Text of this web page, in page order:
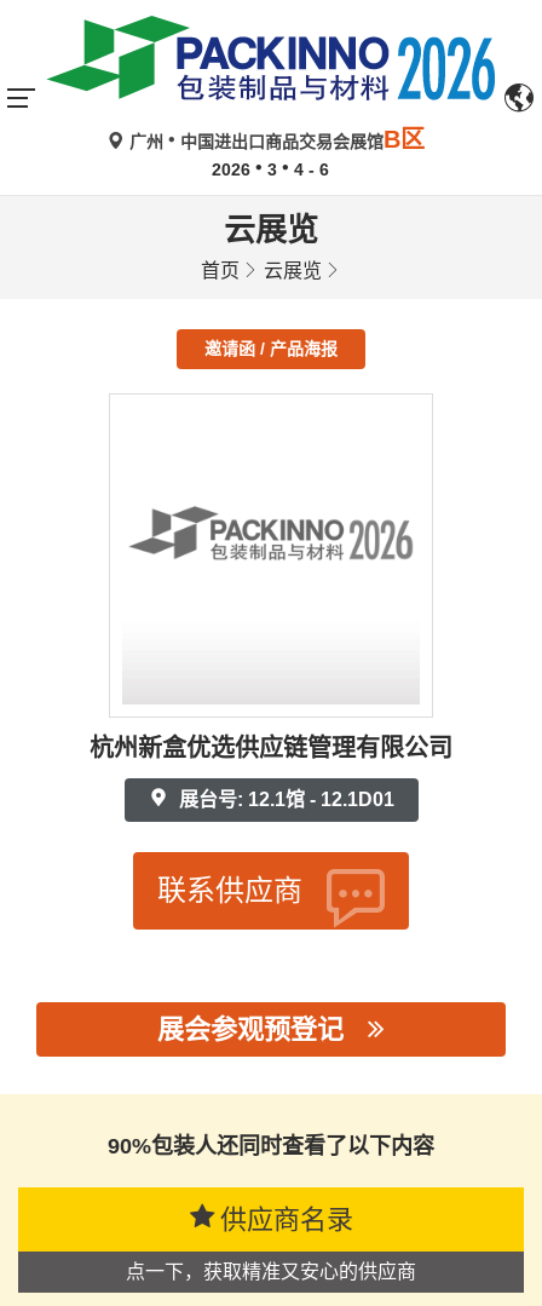
广州 中国进出口商品交易会展馆B区
2026 3 4 - 6
云展览
首页 云展览
邀请函 / 产品海报
杭州新盒优选供应链管理有限公司
展台号: 12.1馆 - 12.1D01
联系供应商
展会参观预登记
90%包装人还同时查看了以下内容
供应商名录
点一下，获取精准又安心的供应商